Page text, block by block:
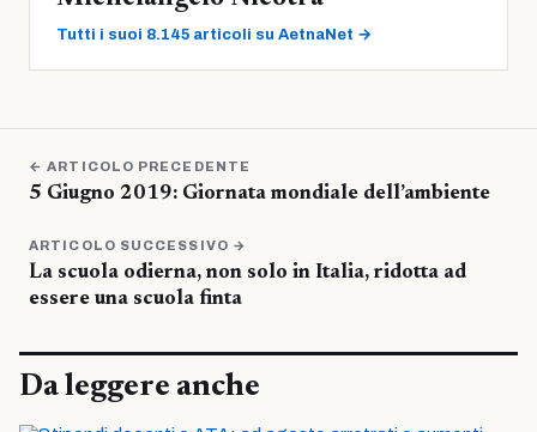
Tutti i suoi 8.145 articoli su AetnaNet →
← ARTICOLO PRECEDENTE
5 Giugno 2019: Giornata mondiale dell’ambiente
ARTICOLO SUCCESSIVO →
La scuola odierna, non solo in Italia, ridotta ad
essere una scuola finta
Da leggere anche